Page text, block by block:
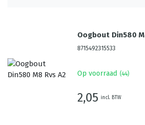
Oogbout Din580
8715492315533
Op voorraad (44)
2,05 incl. BTW